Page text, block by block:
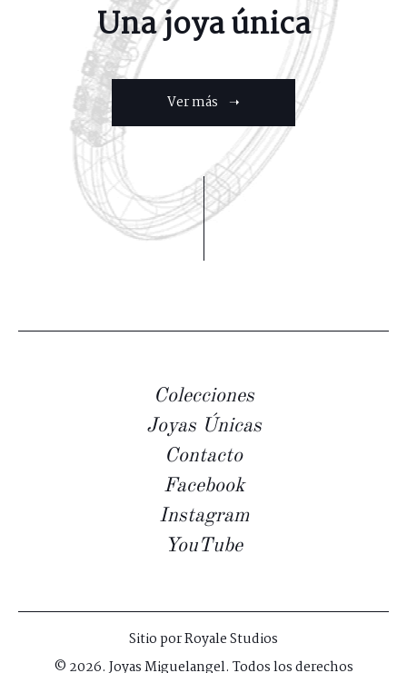
Una joya única
Ver más ➝
Colecciones
Joyas Únicas
Contacto
Facebook
Instagram
YouTube
Sitio porRoyale Studios
© 2026. Joyas Miguelangel. Todos los derechos